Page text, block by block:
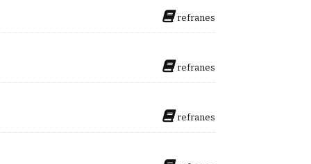
refranes
refranes
refranes